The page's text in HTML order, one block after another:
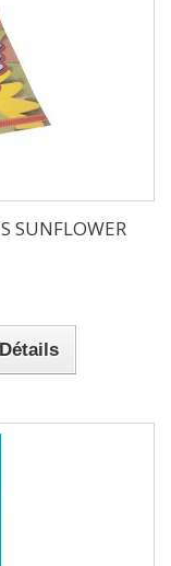
SUNFLOWER
Détails